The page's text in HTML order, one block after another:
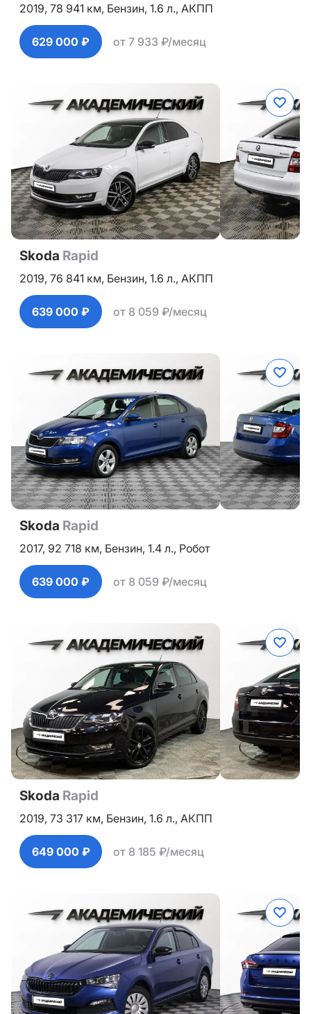
2019, 78 941 км, Бензин, 1.6 л., АКПП
629 000 ₽ от 7 933 ₽/месяц
Skoda Rapid
2019, 76 841 км, Бензин, 1.6 л., АКПП
639 000 ₽ от 8 059 ₽/месяц
Skoda Rapid
2017, 92 718 км, Бензин, 1.4 л., Робот
639 000 ₽ от 8 059 ₽/месяц
Skoda Rapid
2019, 73 317 км, Бензин, 1.6 л., АКПП
649 000 ₽ от 8 185 ₽/месяц